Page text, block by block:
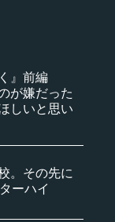
』前編
が嫌だった
しいと思い
。その先に
ーハイ